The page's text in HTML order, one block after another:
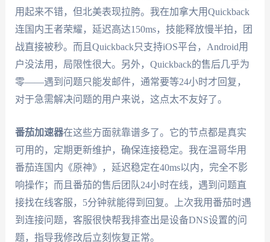
用起来不错，但北美表现拉胯。我在加拿大用Quickback
连国内王者荣耀，延迟高达150ms，技能释放慢半拍，团
战直接被秒。而且Quickback只支持iOS平台，Android用
户没法用，局限性很大。另外，Quickback的售后几乎为
零——遇到问题只能发邮件，通常要等24小时才回复，
对于急需解决问题的用户来说，这点太不友好了。
番茄加速器在这些方面就靠谱多了。它的节点都是真实
可用的，定期更新维护，确保连接稳定。我在温哥华用
番茄连国内《原神》，延迟稳定在40ms以内，完全不影
响操作；而且番茄的售后团队24小时在线，遇到问题直
接找在线客服，5分钟就能得到回复。上次我用番茄时遇
到连接问题，客服很快帮我排查出是设备DNS设置的问
题，指导我修改后立刻恢复正常。